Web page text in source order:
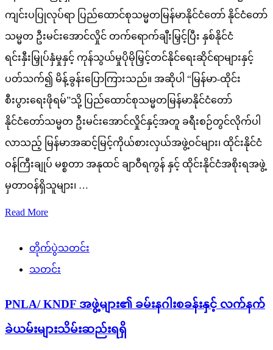
ကျင်းပပြုလုပ်ရာ ပြည်ထောင်စုသမ္မတမြန်မာနိုင်ငံတော် နိုင်ငံတော်
သမ္မတ ဦးမင်းအောင်လှိုင် တက်ရောက်ချီးမြှင့်ပြီး နှစ်နိုင်ငံ
ရင်းနှီးမြှုပ်နှံမှုနှင့် ကုန်သွယ်မှုပိုမိုမြှင့်တင်နိုင်ရေးဆိုင်ရာများနှင့်
ပတ်သက်၍ မိန့်ခွန်းပြောကြားသည်။ အဆိုပါ “မြန်မာ-ထိုင်း
စီးပွားရေးဖိုရမ်”သို့ ပြည်ထောင်စုသမ္မတမြန်မာနိုင်ငံတော်
နိုင်ငံတော်သမ္မတ ဦးမင်းအောင်လှိုင်နှင့်အတူ ခရီးစဉ်တွင်လိုက်ပါ
လာသည့် မြန်မာအဆင့်မြင့်ကိုယ်စားလှယ်အဖွဲ့ဝင်များ၊ ထိုင်းနိုင်ငံ
ဝန်ကြီးချုပ် မစ္စတာ အနုထင် ချာဝီရကွန် နှင့် ထိုင်းနိုင်ငံအစိုးရအဖွဲ့
မှတာဝန်ရှိသူများ၊ …
Read More
တိုက်ပွဲသတင်း
သတင်း
PNLA/ KNDF အဖွဲ့များ၏ ခမ်းနဂါးစခန်းနှင့် လက်နက်
ခဲယမ်းများသိမ်းဆည်းရရှိ